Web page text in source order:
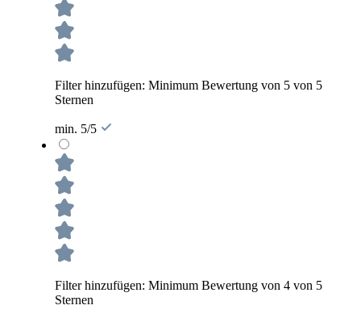
Filter hinzufügen: Minimum Bewertung von 5 von 5
Sternen
min. 5/5
Filter hinzufügen: Minimum Bewertung von 4 von 5
Sternen